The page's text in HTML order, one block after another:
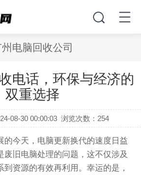
州电脑回收公司
电话，环保与经济的
双重选择
08-30 00:00:03 浏览次数： 254
的今天，电脑更新换代的速度日益
废旧电脑处理的问题，这不仅涉及
到资源的有效再利用。幸运的是，